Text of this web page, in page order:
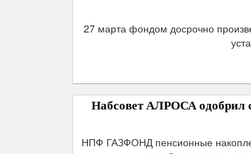
27 марта фондом досрочно
Набсовет АЛРОСА
НПФ ГАЗФОНД пенсионные